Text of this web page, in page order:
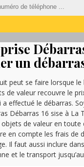
un
peut se faire lorsque
de valeur recouvre le
a effectué le débarras.
Débarras 16 sise à La
de valeur en toute
en compte les frais de
Il faut aussi inclure
et le transport